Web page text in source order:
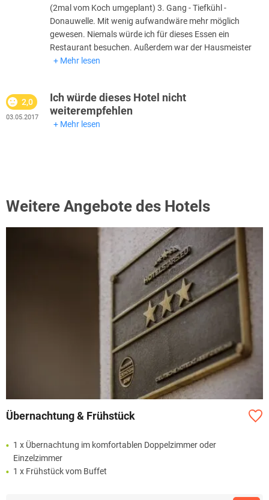
(2mal vom Koch umgeplant) 3. Gang - Tiefkühl -
Donauwelle. Mit wenig aufwandwäre mehr möglich
gewesen. Niemals würde ich für dieses Essen ein
Restaurant besuchen. Außerdem war der Hausmeister
Mehr lesen
Ich würde dieses Hotel nicht
weiterempfehlen
2,0
03.05.2017
Mehr lesen
Weitere Angebote des Hotels
Übernachtung & Frühstück
1 x Übernachtung im komfortablen Doppelzimmer oder
Einzelzimmer
1 x Frühstück vom Buffet